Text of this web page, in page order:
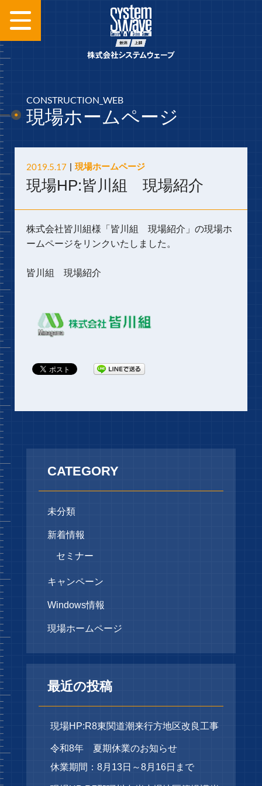
CONSTRUCTION_WEB
現場ホームページ
2019.5.17 現場ホームページ
現場HP:皆川組 現場紹介
株式会社皆川組様「皆川組 現場紹介」の現場ホ
ームページをリンクいたしました。
皆川組 現場紹介
CATEGORY
未分類
新着情報
セミナー
キャンペーン
Windows情報
現場ホームページ
最近の投稿
現場HP:R8東関道潮来行方地区改良工事
令和8年 夏期休業のお知らせ
休業期間：8月13日～8月16日まで